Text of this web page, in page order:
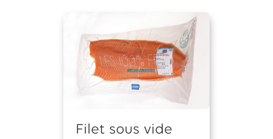
Filet sous vide